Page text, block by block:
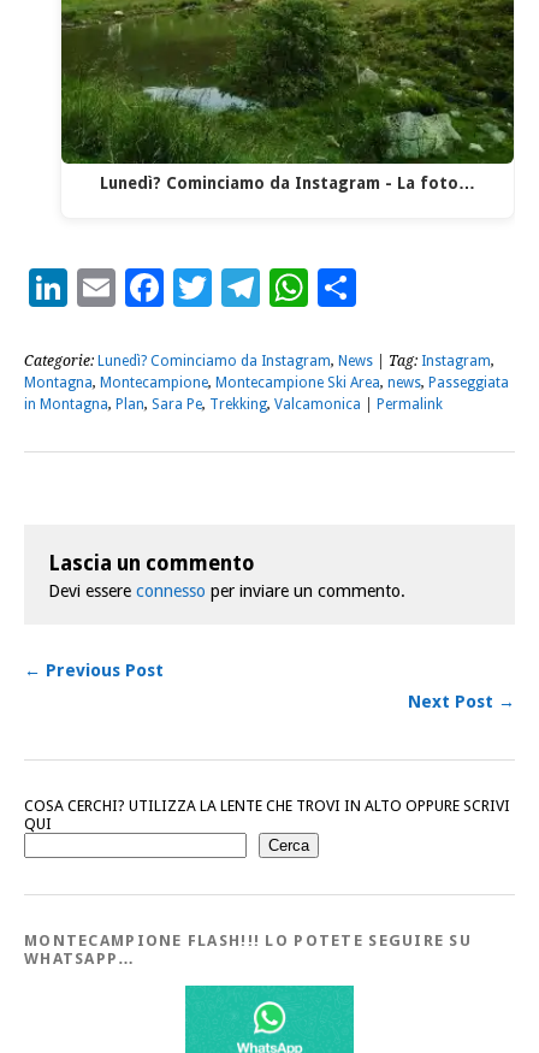
Lunedì? Cominciamo da Instagram - La foto…
LinkedIn
EmailFacebook
Twitter
Telegram
WhatsApp
Categorie: Lunedì? Cominciamo da Instagram, News | Tag: Instagram,
Montagna, Montecampione, Montecampione Ski Area, news, Passeggiata
in Montagna, Plan, Sara Pe, Trekking, Valcamonica Permalink
Lascia un commento
Devi essere connesso per inviare un commento.
← Previous Post
Next Post →
COSA CERCHI? UTILIZZA LA LENTE CHE TROVI IN ALTO OPPURE SCRIVI
QUI
Cerca
MONTECAMPIONE FLASH!!! LO POTETE SEGUIRE SU
WHATSAPP…